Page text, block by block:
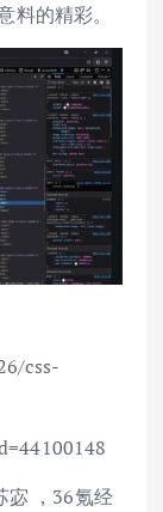
的精彩。
css-
宓 ，36氪经